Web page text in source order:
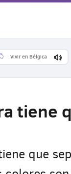
Vivir en Bélgica
tiene
que